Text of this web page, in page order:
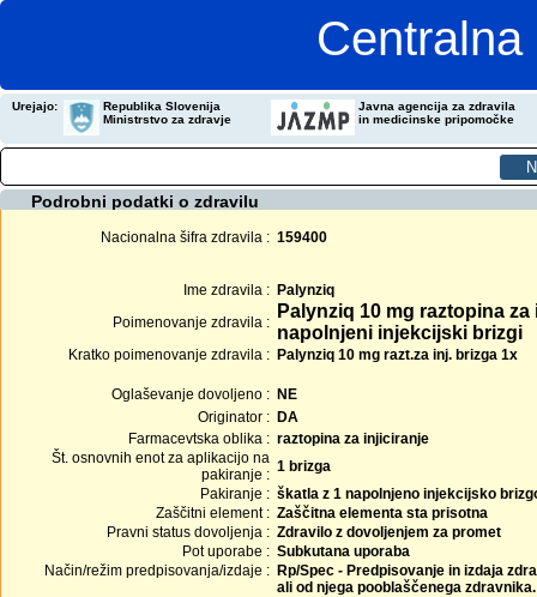
Urejajo:
Republika Slovenija
Ministrstvo za zdravje
Javna agencija za zdravila
in medicinske pripomočke
Podrobni podatki o zdravilu
Nacionalna šifra zdravila : 159400
Ime zdravila : Palynziq
Poimenovanje zdravila :
Palynziq 10 mg raztopina
napolnjeni injekcijski brizgi
Kratko poimenovanje zdravila : Palynziq 10 mg razt.za inj. brizga 1x
Oglaševanje dovoljeno : NE
Originator : DA
Farmacevtska oblika : raztopina za injiciranje
Št. osnovnih enot za aplikacijo na
pakiranje : 1 brizga
Pakiranje : škatla z 1 napolnjeno injekcijsko
Zaščitni element : Zaščitna elementa sta prisotna
Pravni status dovoljenja : Zdravilo z dovoljenjem za promet
Pot uporabe : Subkutana uporaba
Način/režim predpisovanja/izdaje : Rp/Spec - Predpisovanje in izdaja
ali od njega pooblaščenega zdravnika.